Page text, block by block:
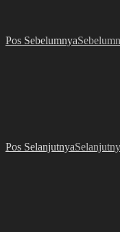
Pos Sebelumnya
Pos Selanjutnya